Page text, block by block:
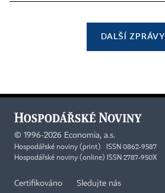
DALŠÍ ZPRÁVY
© 1996-2026 Economia, a.s.
Hospodářské noviny (print) ISSN 0862-9587
Hospodářské noviny (online) ISSN 2787-950X
Certifikováno Sledujte nás